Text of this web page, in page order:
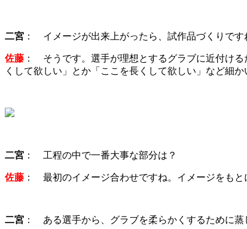
二宮 ： イメージが出来上がったら、試作品づくりです
佐藤 ： そうです。選手が理想とするグラブに近付け
くして欲しい」とか「ここを長くして欲しい」など細
二宮 ： 工程の中で一番大事な部分は？
佐藤 ： 最初のイメージ合わせですね。イメージをも
二宮 ： ある選手から、グラブを柔らかくするために蒸